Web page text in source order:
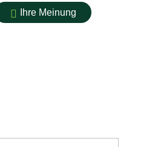
Ihre Meinung